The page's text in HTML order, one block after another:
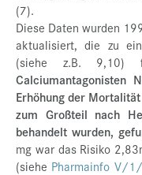
(7).
Diese Daten wurden
aktualisiert, die zu
(siehe z.B. 9,10)
Calciumantagonisten
Erhöhung der
zum Großteil nach
behandelt wurden,
mg war das Risiko
(siehe Pharmainfo V/